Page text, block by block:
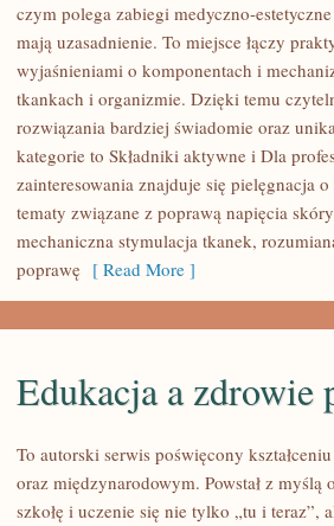
KOSMETYKI
PROFESJONALNE
czym polega zabiegi medyczno-
mają uzasadnienie. To miejsce łączy
wyjaśnieniami o komponentach i
tkankach i organizmie. Dzięki temu
rozwiązania bardziej świadomie oraz
kategorie to Składniki aktywne i Dla
zainteresowania znajduje się pielęgnacja
tematy związane z poprawą napięcia
mechaniczna stymulacja tkanek,
poprawę [ Read More ]
Edukacja a zdrowie
To autorski serwis poświęcony
oraz międzynarodowym. Powstał z myślą
szkołę i uczenie się nie tylko „tu i teraz”,